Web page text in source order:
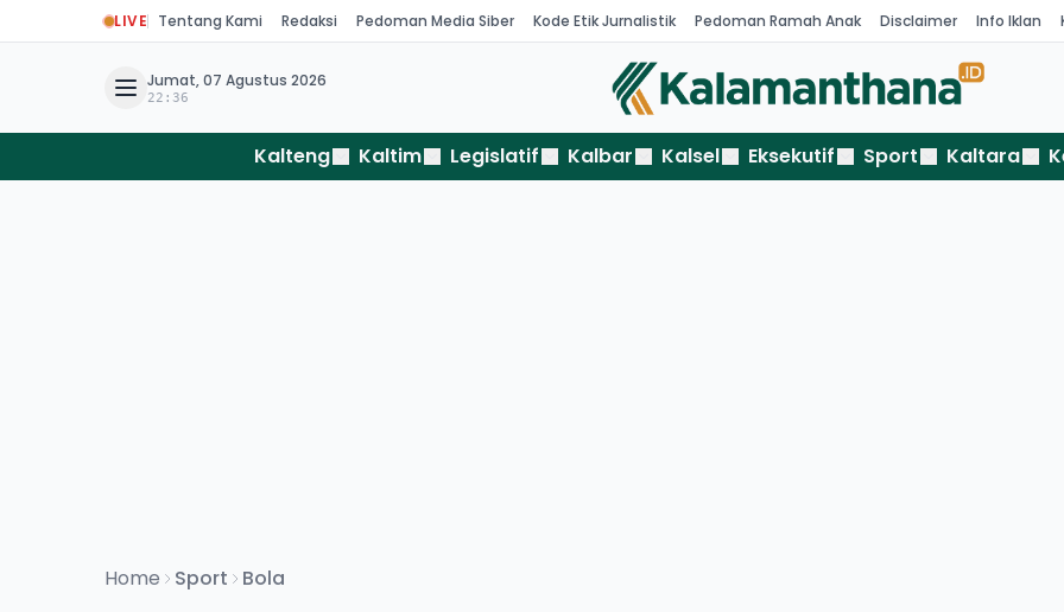
LIVE Tentang Kami Redaksi Pedoman Media Siber Kode Etik Jurnalistik Pedoman Ramah Anak Disclaimer Info Iklan
Jumat, 07 Agustus 2026
22:36
Kalteng Kaltim Legislatif Kalbar Kalsel Eksekutif Sport Kaltara
Home Sport Bola